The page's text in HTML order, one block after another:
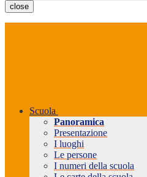
close
Scuola
Panoramica
Presentazione
I luoghi
Le persone
I numeri della scuola